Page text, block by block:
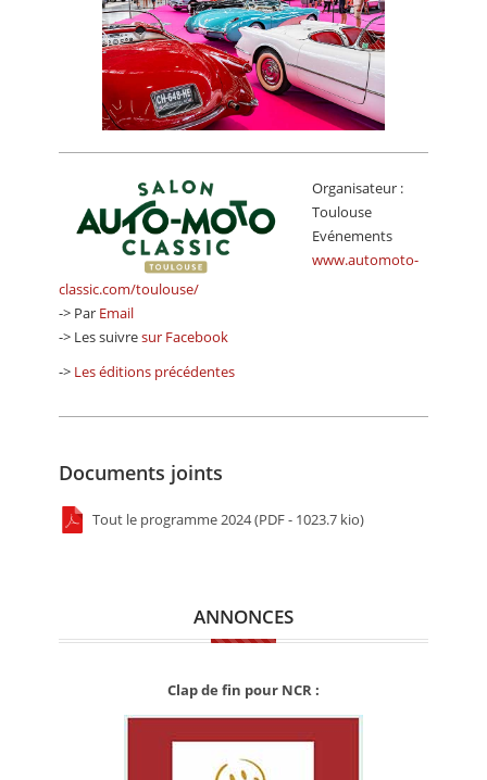
Organisateur :
Toulouse
Evénements
www.automoto-
classic.com/toulouse/
-> Par Email
-> Les suivresur Facebook
-> Les éditions précédentes
Documents joints
Tout le programme 2024 (PDF - 1023.7 kio)
ANNONCES
Clap de fin pour NCR :